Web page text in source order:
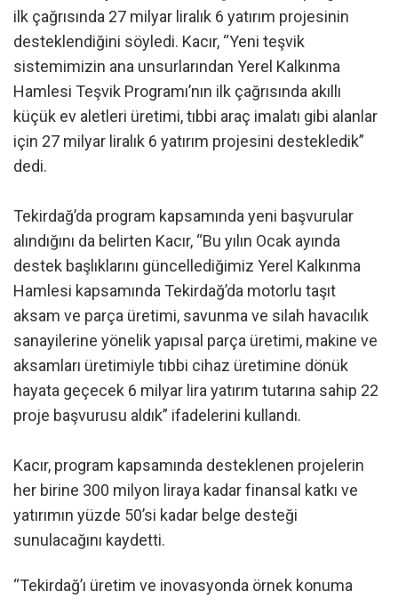
ilk çağrısında 27 milyar liralık 6 yatırım projesinin
desteklendiğini söyledi. Kacır, “Yeni teşvik
sistemimizin ana unsurlarından Yerel Kalkınma
Hamlesi Teşvik Programı’nın ilk çağrısında akıllı
küçük ev aletleri üretimi, tıbbi araç imalatı gibi alanlar
için 27 milyar liralık 6 yatırım projesini destekledik”
dedi.
Tekirdağ’da program kapsamında yeni başvurular
alındığını da belirten Kacır, “Bu yılın Ocak ayında
destek başlıklarını güncellediğimiz Yerel Kalkınma
Hamlesi kapsamında Tekirdağ’da motorlu taşıt
aksam ve parça üretimi, savunma ve silah havacılık
sanayilerine yönelik yapısal parça üretimi, makine ve
aksamları üretimiyle tıbbi cihaz üretimine dönük
hayata geçecek 6 milyar lira yatırım tutarına sahip 22
proje başvurusu aldık” ifadelerini kullandı.
Kacır, program kapsamında desteklenen projelerin
her birine 300 milyon liraya kadar finansal katkı ve
yatırımın yüzde 50’si kadar belge desteği
sunulacağını kaydetti.
“Tekirdağ’ı üretim ve inovasyonda örnek konuma